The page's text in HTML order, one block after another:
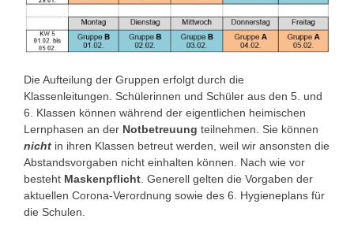
Die Aufteilung der Gruppen erfolgt durch die
Klassenleitungen. Schülerinnen und Schüler aus den 5. und
6. Klassen können während der eigentlichen heimischen
Lernphasen an der Notbetreuung teilnehmen. Sie können
nicht in ihren Klassen betreut werden, weil wir ansonsten die
Abstandsvorgaben nicht einhalten können. Nach wie vor
besteht Maskenpflicht . Generell gelten die Vorgaben der
aktuellen Corona-Verordnung sowie des 6. Hygieneplans für
die Schulen.